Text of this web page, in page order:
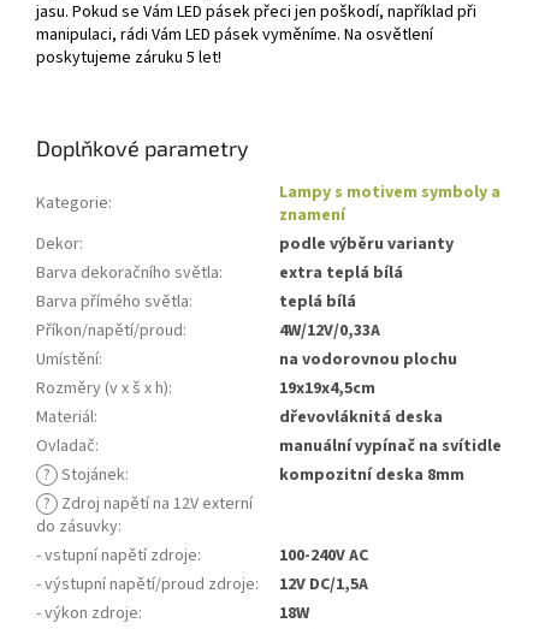
jasu. Pokud se Vám LED pásek přeci jen poškodí, například při
manipulaci, rádi Vám LED pásek vyměníme. Na osvětlení
poskytujeme záruku 5 let!
Doplňkové parametry
Kategorie:
Lampy s motivem symboly a
znamení
Dekor:
podle výběru varianty
Barva dekoračního světla:
extra teplá bílá
Barva přímého světla:
teplá bílá
Příkon/napětí/proud:
4W/12V/0,33A
Umístění:
na vodorovnou plochu
Rozměry (v x š x h):
19x19x4,5cm
Materiál:
dřevovláknitá deska
Ovladač:
manuální vypínač na svítidle
? Stojánek:
kompozitní deska 8mm
? Zdroj napětí na 12V externí
do zásuvky:
- vstupní napětí zdroje:
100-240V AC
- výstupní napětí/proud zdroje:
12V DC/1,5A
- výkon zdroje:
18W